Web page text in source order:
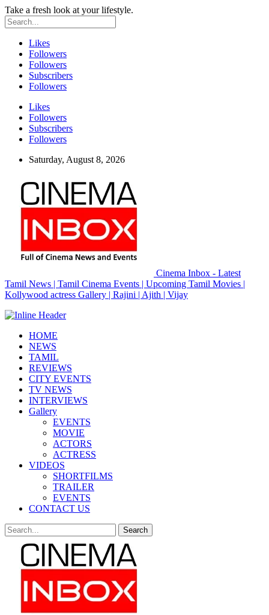
Take a fresh look at your lifestyle.
Likes
Followers
Followers
Subscribers
Followers
Likes
Followers
Subscribers
Followers
Saturday, August 8, 2026
Cinema Inbox - Latest
Tamil News | Tamil Cinema Events | Upcoming Tamil Movies |
Kollywood actress Gallery | Rajini | Ajith | Vijay
HOME
NEWS
TAMIL
REVIEWS
CITY EVENTS
TV NEWS
INTERVIEWS
Gallery
EVENTS
MOVIE
ACTORS
ACTRESS
VIDEOS
SHORTFILMS
TRAILER
EVENTS
CONTACT US